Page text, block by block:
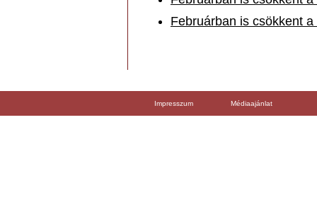
Februárban is csökkent
Impresszum Médiaajánlat